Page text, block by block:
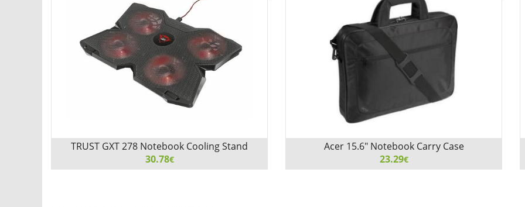
TRUST GXT 278 Notebook Cooling Stand
30.78€
Acer 15.6" Notebook Carry Case
23.29€